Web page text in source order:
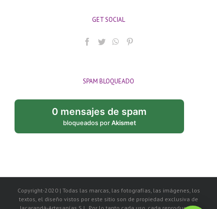
GET SOCIAL
SPAM BLOQUEADO
0 mensajes de spam
bloqueados porAkismet
Copyright-2020 | Todas las marcas, las fotografías, las imágenes, los
textos, el diseño vistos por este sitio son de propiedad exclusiva de